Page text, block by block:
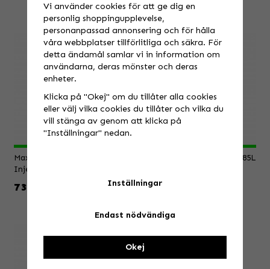
Maxima, Tundra Snow
Injector/Premix - 3,785L
739 KR
Maxima, Premium 2 - 3,785L
1 099 KR
Vi använder cookies för att ge dig en
personlig shoppingupplevelse,
personanpassad annonsering och för hålla
våra webbplatser tillförlitliga och säkra. För
detta ändamål samlar vi in information om
användarna, deras mönster och deras
enheter.
Klicka på "Okej" om du tillåter alla cookies
eller välj vilka cookies du tillåter och vilka du
vill stänga av genom att klicka på
"Inställningar" nedan.
Inställningar
Endast nödvändiga
Okej